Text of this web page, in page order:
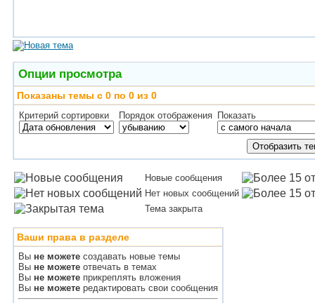
Опции просмотра
Показаны темы с 0 по 0 из 0
Критерий сортировки Порядок отображения Показать
Новые сообщения
Нет новых сообщений
Тема закрыта
Ваши права в разделе
Вы не можете создавать новые темы
Вы не можете отвечать в темах
Вы не можете прикреплять вложения
Вы не можете редактировать свои сообщения